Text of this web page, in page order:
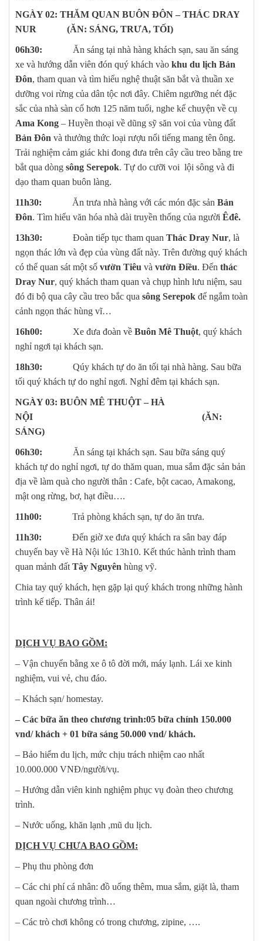
NGÀY 02: THĂM QUAN BUÔN ĐÔN – THÁC DRAY
NUR (ĂN: SÁNG, TRƯA, TỐI)
06h30: Ăn sáng tại nhà hàng khách sạn, sau ăn sáng
xe và hướng dẫn viên đón quý khách vào khu du lịch Bản
Đôn, tham quan và tìm hiểu nghệ thuật săn bắt và thuần xe
dưỡng voi rừng của dân tộc nơi đây. Chiêm ngưỡng nét đặc
sắc của nhà sàn cổ hơn 125 năm tuổi, nghe kể chuyện về cụ
Ama Kong – Huyền thoại về dũng sỹ săn voi của vùng đất
Bản Đôn và thưởng thức loại rượu nổi tiếng mang tên ông.
Trải nghiệm cảm giác khi đong đưa trên cây cầu treo bằng tre
bắt qua dòng sông Serepok. Tự do cưỡi voi lội sông và đi
dạo tham quan buôn làng.
11h30: Ăn trưa nhà hàng với các món đặc sản Bản
Đôn. Tìm hiểu văn hóa nhà dài truyền thống của người Êđê.
13h30: Đoàn tiếp tục tham quan Thác Dray Nur, là
ngọn thác lớn và đẹp của vùng đất này. Trên đường quý khách
có thể quan sát một số vườn Tiêu và vườn Điều. Đến thác
Dray Nur, quý khách tham quan và chụp hình lưu niệm, sau
đó đi bộ qua cây cầu treo bắc qua sông Serepok để ngắm toàn
cảnh ngọn thác hùng vĩ…
16h00: Xe đưa đoàn về Buôn Mê Thuột, quý khách
nghỉ ngơi tại khách sạn.
18h30: Qúy khách tự do ăn tối tại nhà hàng. Sau bữa
tối quý khách tự do nghỉ ngơi. Nghỉ đêm tại khách sạn.
NGÀY 03: BUÔN MÊ THUỘT – HÀ
NỘI (ĂN:
SÁNG)
06h30: Ăn sáng tại khách sạn. Sau bữa sáng quý
khách tự do nghỉ ngơi, tự do thăm quan, mua sắm đặc sản bản
địa về làm quà cho người thân : Cafe, bột cacao, Amakong,
mật ong rừng, bơ, hạt điều….
11h00: Trả phòng khách sạn, tự do ăn trưa.
11h30: Đến giờ xe đưa quý khách ra sân bay đáp
chuyến bay về Hà Nội lúc 13h10. Kết thúc hành trình tham
quan mảnh đất Tây Nguyên hùng vỹ.
Chia tay quý khách, hẹn gặp lại quý khách trong những hành
trình kế tiếp. Thân ái!
DỊCH VỤ BAO GỒM:
– Vận chuyển bằng xe ô tô đời mới, máy lạnh. Lái xe kinh
nghiệm, vui vẻ, chu đáo.
– Khách sạn/ homestay.
– Các bữa ăn theo chương trình:05 bữa chính 150.000
vnd/ khách + 01 bữa sáng 50.000 vnd/ khách.
– Bảo hiểm du lịch, mức chịu trách nhiệm cao nhất
10.000.000 VNĐ/người/vụ.
– Hướng dẫn viên kinh nghiệm phục vụ đoàn theo chương
trình.
– Nước uống, khăn lạnh ,mũ du lịch.
DỊCH VỤ CHƯA BAO GỒM:
– Phụ thu phòng đơn
– Các chi phí cá nhân: đồ uống thêm, mua sắm, giặt là, tham
quan ngoài chương trình…
– Các trò chơi không có trong chương, zipine, ….